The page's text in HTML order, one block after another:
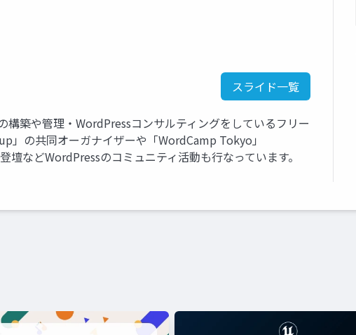
スライド一覧
構築や管理・WordPressコンサルティングをしているフリー
」の共同オーガナイザーや「WordCamp Tokyo」
壇などWordPressのコミュニティ活動も行なっています。